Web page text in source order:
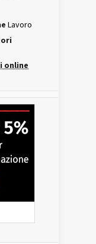
Lavoro
online